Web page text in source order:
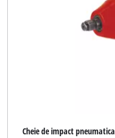
Cheie de impact pneumatica